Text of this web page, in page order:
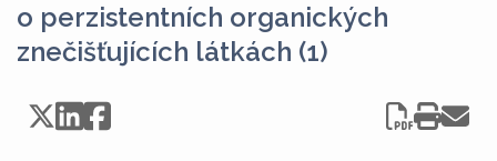
o perzistentních organických
znečišťujících látkách (1)